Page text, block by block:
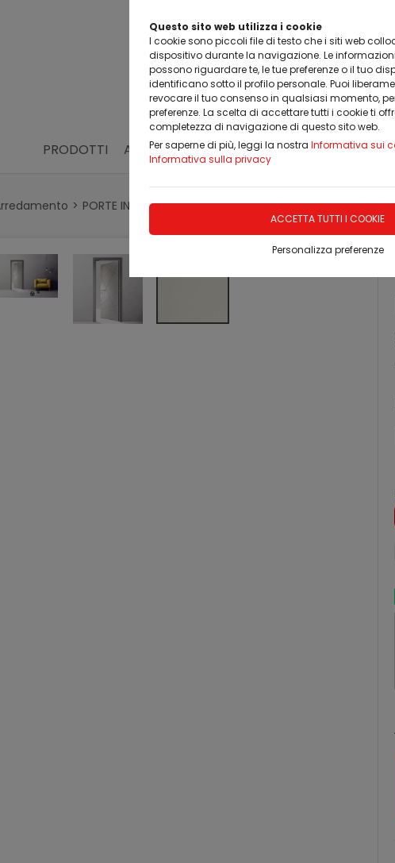
Questo sito web utilizza i cookie
I cookie sono piccoli file di testo che i siti web
dispositivo durante la navigazione. Le
possono riguardare te, le tue preferenze o il tuo
identificano sotto il profilo personale. Puoi
revocare il tuo consenso in qualsiasi momento,
preferenze. La scelta di accettare tutti i cookie ti
completezza di navigazione di questo sito web.
Per saperne di più, leggi la nostra Informativa sui
Informativa sulla privacy
ACCETTA TUTTI I COOKIE
Personalizza preferenze
PRODOTTI ARREDAMENTO SU MISURA REALIZZAZIONI
PORTE INTERNE MODERNE IMIC Laccate